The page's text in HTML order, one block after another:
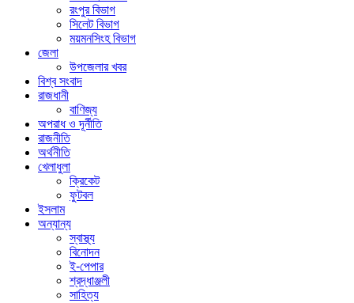
রংপুর বিভাগ
সিলেট বিভাগ
ময়মনসিংহ বিভাগ
জেলা
উপজেলার খবর
বিশ্ব সংবাদ
রাজধানী
বাণিজ্য
অপরাধ ও দূর্নীতি
রাজনীতি
অর্থনীতি
খেলাধুলা
ক্রিকেট
ফুটবল
ইসলাম
অন্যান্য
স্বাস্থ্য
বিনোদন
ই-পেপার
শ্রদ্ধাঞ্জলী
সাহিত্য